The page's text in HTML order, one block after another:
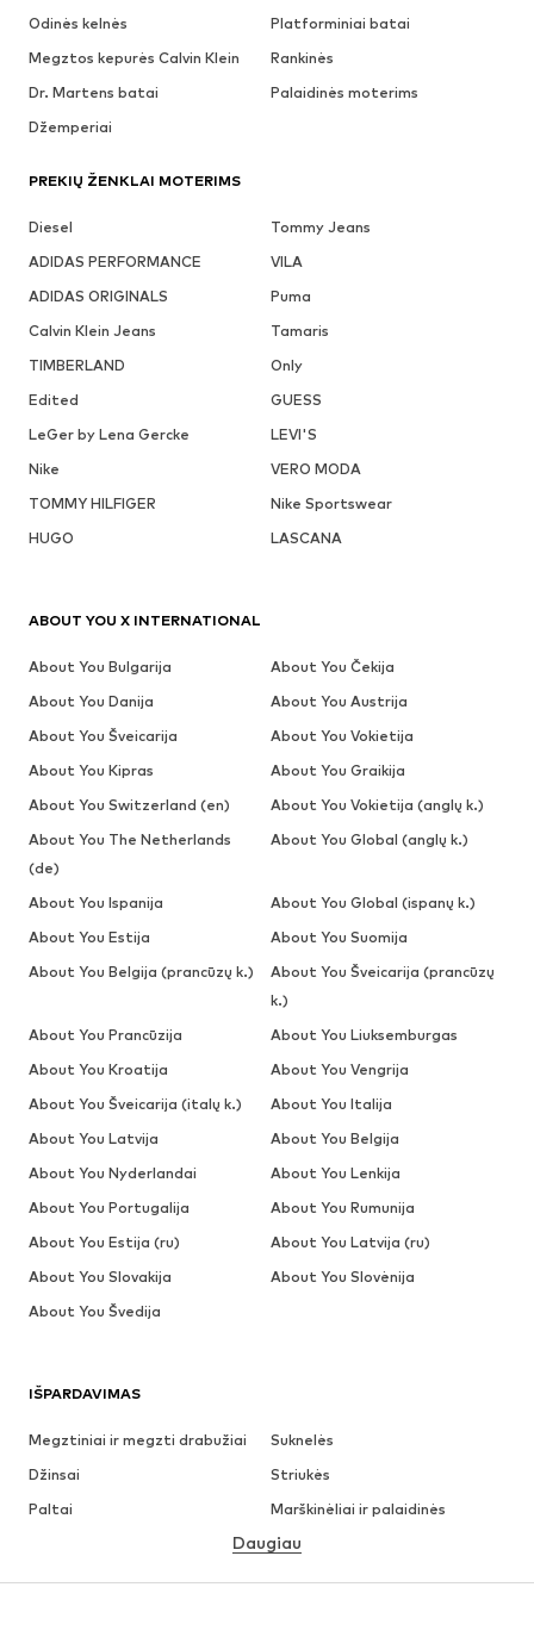
Odinės kelnės
Platforminiai batai
Megztos kepurės Calvin Klein
Rankinės
Dr. Martens batai
Palaidinės moterims
Džemperiai
PREKIŲ ŽENKLAI MOTERIMS
Diesel
Tommy Jeans
ADIDAS PERFORMANCE
VILA
ADIDAS ORIGINALS
Puma
Calvin Klein Jeans
Tamaris
TIMBERLAND
Only
Edited
GUESS
LeGer by Lena Gercke
LEVI'S
Nike
VERO MODA
TOMMY HILFIGER
Nike Sportswear
HUGO
LASCANA
IŠPARDAVIMAS
Megztiniai ir megzti drabužiai
Suknelės
Džinsai
Striukės
Paltai
Marškinėliai ir palaidinės
Apatiniai
Sijonai
Palaidinės ir tunikos
Daugiau
ABOUT YOU X INTERNATIONAL
About You Bulgarija
About You Čekija
About You Danija
About You Austrija
About You Šveicarija
About You Vokietija
About You Kipras
About You Graikija
About You Switzerland (en)
About You Vokietija (anglų k.)
About You The Netherlands
(de)
About You Global (anglų k.)
About You Ispanija
About You Global (ispanų k.)
About You Estija
About You Suomija
About You Belgija (prancūzų k.)
About You Šveicarija (prancūzų
k.)
About You Prancūzija
About You Liuksemburgas
About You Kroatija
About You Vengrija
About You Šveicarija (italų k.)
About You Italija
About You Latvija
About You Belgija
About You Nyderlandai
About You Lenkija
About You Portugalija
About You Rumunija
About You Estija (ru)
About You Latvija (ru)
About You Slovakija
About You Slovėnija
About You Švedija